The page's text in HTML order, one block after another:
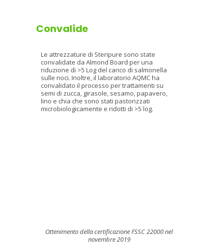
Convalide
Le attrezzature di Steripure sono state
convalidate da Almond Board per una
riduzione di >5 Log del carico di salmonella
sulle noci. Inoltre, il laboratorio AQMC ha
convalidato il processo per trattamenti su
semi di zucca, girasole, sesamo, papavero,
lino e chia che sono stati pastorizzati
microbiologicamente e ridotti di >5 log.
Ottenimento della certificazione FSSC 22000nel
novembre 2019